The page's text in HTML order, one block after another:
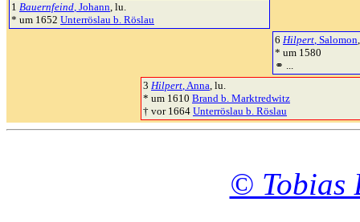
1 Bauernfeind, Johann, lu.
* um 1652 Unterröslau b. Röslau
6 Hilpert, Salomon
* um 1580
⚭ ...
3 Hilpert, Anna, lu.
* um 1610 Brand b. Marktredwitz
† vor 1664 Unterröslau b. Röslau
© Tobias